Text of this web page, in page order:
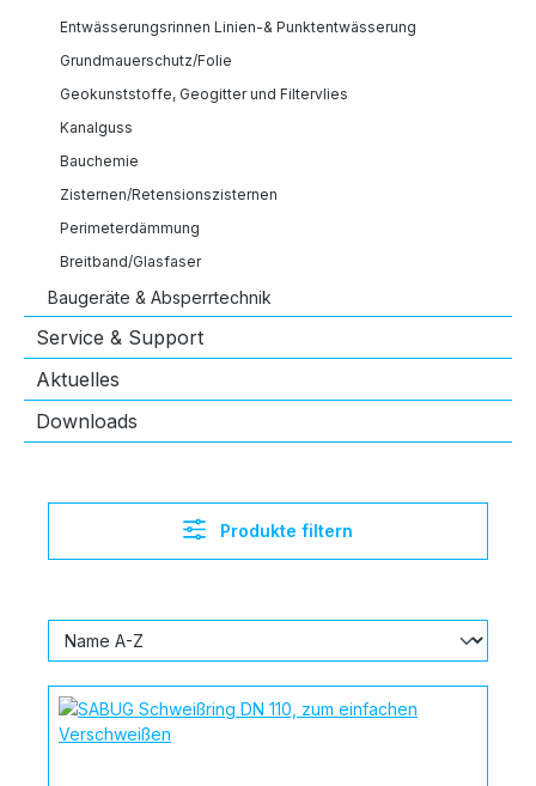
Entwässerungsrinnen Linien-& Punktentwässerung
Grundmauerschutz/Folie
Geokunststoffe, Geogitter und Filtervlies
Kanalguss
Bauchemie
Zisternen/Retensionszisternen
Perimeterdämmung
Breitband/Glasfaser
Baugeräte & Absperrtechnik
Service & Support
Aktuelles
Downloads
Produkte filtern